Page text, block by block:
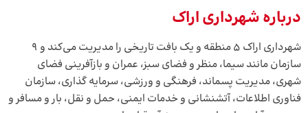
درباره شهرداری اراک
شهرداری اراک 5 منطقه و یک بافت تاریخی را مدیریت می‌کند و 9
سازمان مانند سیما، منظر و فضای سبز، عمران و بازآفرینی فضای
شهری، مدیریت پسماند، فرهنگی و ورزشی، سرمایه گذاری، سازمان
فناوری اطلاعات، آتشنشانی و خدمات ایمنی، حمل و نقل، بار و مسافر و